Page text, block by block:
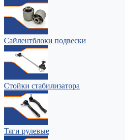
Сайлентблоки подвески
Стойки стабилизатора
Тяги рулевые